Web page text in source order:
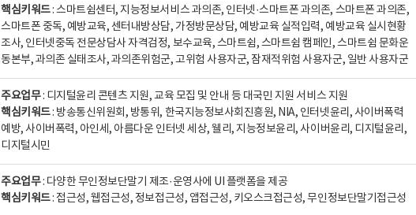
핵심키워드: 스마트쉼센터, 지능정보서비스 과의존, 인터넷·스마트폰 과의존, 스마트폰 과의존,
스마트폰 중독, 예방교육, 센터내방상담, 가정방문상담, 예방교육 실적입력, 예방교육 실시현황
조사, 인터넷중독 전문상담사 자격검정, 보수교육, 스마트쉼, 스마트쉼 캠페인, 스마트쉼 문화운
동본부, 과의존 실태조사, 과의존위험군, 고위험 사용자군, 잠재적위험 사용자군, 일반 사용자군
주요업무: 디지털윤리 콘텐츠 지원, 교육 모집 및 안내 등 대국민 지원 서비스 지원
핵심키워드: 방송통신위원회, 방통위, 한국지능정보사회진흥원, NIA, 인터넷윤리, 사이버폭력
예방, 사이버폭력, 아인세, 아름다운 인터넷 세상, 웰리, 지능정보윤리, 사이버윤리, 디지털윤리,
디지털시민
주요업무: 다양한 무인정보단말기 제조·운영사에 UI 플랫폼을 제공
핵심키워드: 접근성, 웹접근성, 정보접근성, 앱접근성, 키오스크접근성, 무인정보단말기접근성